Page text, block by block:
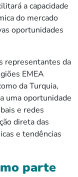
a capacidade
do mercado
oportunidades
representantes da
EMEA
da Turquia,
uma oportunidade
e redes
direta das
e tendências
parte